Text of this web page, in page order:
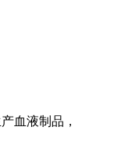
血液制品，